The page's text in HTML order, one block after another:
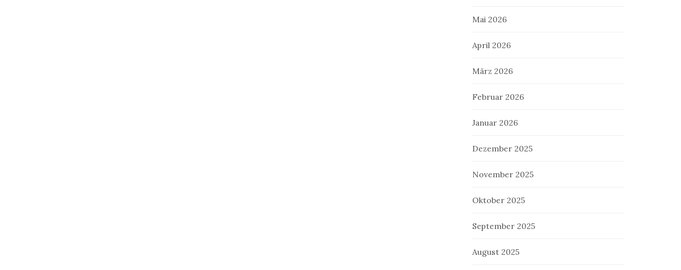
Mai 2026
April 2026
März 2026
Februar 2026
Januar 2026
Dezember 2025
November 2025
Oktober 2025
September 2025
August 2025